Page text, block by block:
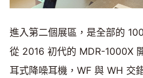
進入第二個展區，是全部的
從 2016 初代的 MDR-1000X
耳式降噪耳機，WF 與 WH 交